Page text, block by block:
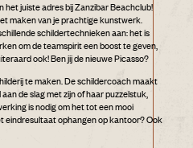
het juiste adres bij Zanzibar Beachclub!
maken van je prachtige kunstwerk.
schildertechnieken aan: het is
om de teamspirit een boost te geven,
ook! Ben jij de nieuwe Picasso?
te maken. De schildercoach maakt
de slag met zijn of haar puzzelstuk,
is nodig om het tot een mooi
eindresultaat ophangen op kantoor? Ook